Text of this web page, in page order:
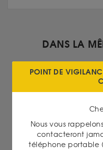
DANS LA
Argent
POINT DE
Nous vous
contacteront
téléphone portable